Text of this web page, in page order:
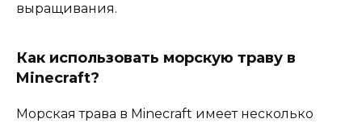
выращивания.
Как использовать морскую траву в
Minecraft?
Морская трава в Minecraft имеет несколько